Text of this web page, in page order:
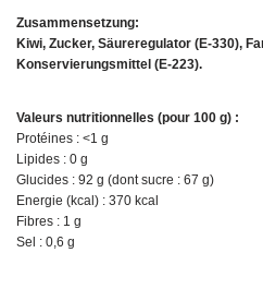
Zusammensetzung:
Kiwi, Zucker, Säureregulator (E-330),
Konservierungsmittel (E-223).
Valeurs nutritionnelles (pour 100 g) :
Protéines : <1 g
Lipides : 0 g
Glucides : 92 g (dont sucre : 67 g)
Energie (kcal) : 370 kcal
Fibres : 1 g
Sel : 0,6 g